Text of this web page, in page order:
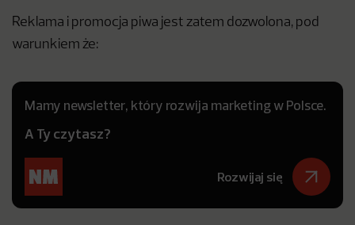
Reklama i promocja piwa jest zatem dozwolona, pod
warunkiem że:
Mamy newsletter, który rozwija marketing w Polsce.
A Ty czytasz?
Rozwijaj się